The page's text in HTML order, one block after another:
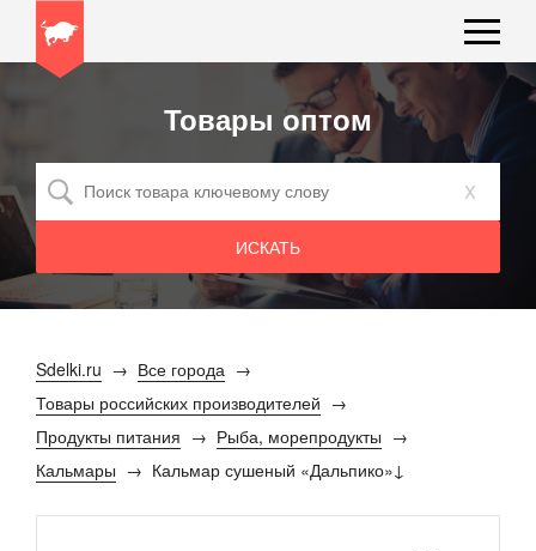
Товары оптом
x
Sdelki.ru
Все города
Товары российских производителей
Продукты питания
Рыба, морепродукты
Кальмары
Кальмар сушеный «Дальпико»